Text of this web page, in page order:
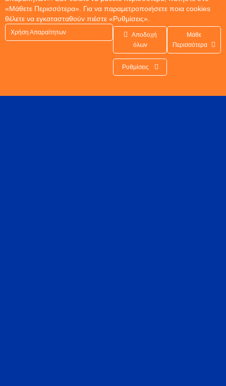
«Μάθετε Περισσότερα». Για να παραμετροποιήσετε ποια cookies
θέλετε να εγκατασταθούν πιέστε «Ρυθμίσεις».
Χρήση Απαραίτητων
Αποδοχή
όλων
Μάθε
Περισσότερα
Ρυθμίσεις